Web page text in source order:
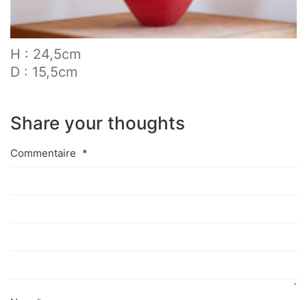
H : 24,5cm
D : 15,5cm
Share your thoughts
Commentaire *